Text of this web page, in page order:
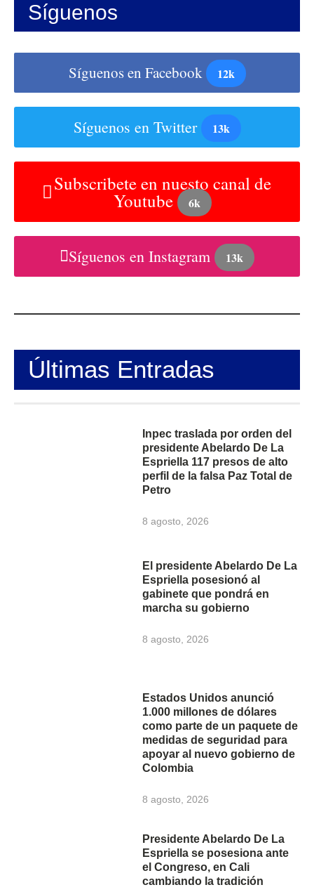
Síguenos
Síguenos en Facebook 12k
Síguenos en Twitter 13k
Subscribete en nuesto canal de
Youtube 6k
Síguenos en Instagram 13k
Últimas Entradas
Inpec traslada por orden del
presidente Abelardo De La
Espriella 117 presos de alto
perfil de la falsa Paz Total de
Petro
8 agosto, 2026
El presidente Abelardo De La
Espriella posesionó al
gabinete que pondrá en
marcha su gobierno
8 agosto, 2026
Estados Unidos anunció
1.000 millones de dólares
como parte de un paquete de
medidas de seguridad para
apoyar al nuevo gobierno de
Colombia
8 agosto, 2026
Presidente Abelardo De La
Espriella se posesiona ante
el Congreso, en Cali
cambiando la tradición